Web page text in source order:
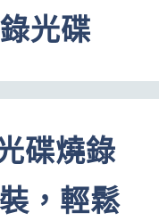
光碟
碟燒錄
，輕鬆